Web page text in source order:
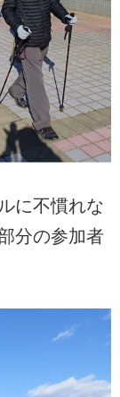
に不慣れな
分の参加者